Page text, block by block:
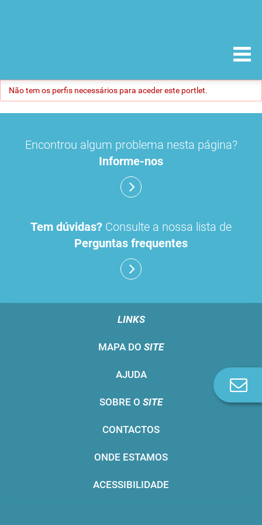
Não tem os perfis necessários para aceder este portlet.
Encontrou algum problema nesta página?
Informe-nos
Tem dúvidas? Consulte a nossa lista de
Perguntas frequentes
LINKS
MAPA DO SITE
AJUDA
SOBRE O SITE
CONTACTOS
ONDE ESTAMOS
ACESSIBILIDADE